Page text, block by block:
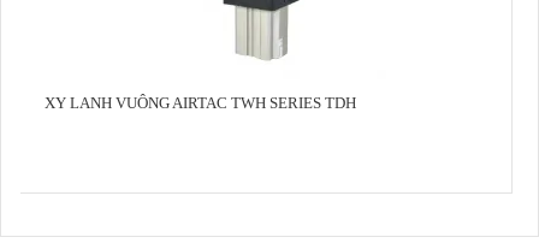
XY LANH VUÔNG AIRTAC TWH SERIES TDH